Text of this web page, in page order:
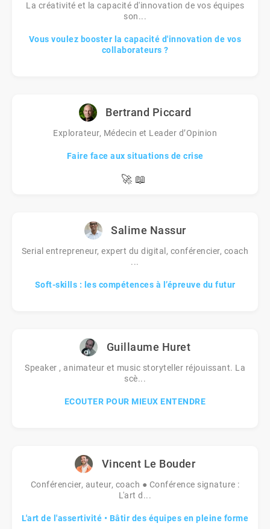
La créativité et la capacité d'innovation de vos équipes
son...
Vous voulez booster la capacité d'innovation de vos
collaborateurs ?
Bertrand Piccard
Explorateur, Médecin et Leader d’Opinion
Faire face aux situations de crise
🚀 📖
Salime Nassur
Serial entrepreneur, expert du digital, conférencier, coach
...
Soft-skills : les compétences à l’épreuve du futur
Guillaume Huret
Speaker , animateur et music storyteller réjouissant. La
scè...
ECOUTER POUR MIEUX ENTENDRE
Vincent Le Bouder
Conférencier, auteur, coach ● Conférence signature :
L'art d...
L'art de l'assertivité • Bâtir des équipes en pleine forme